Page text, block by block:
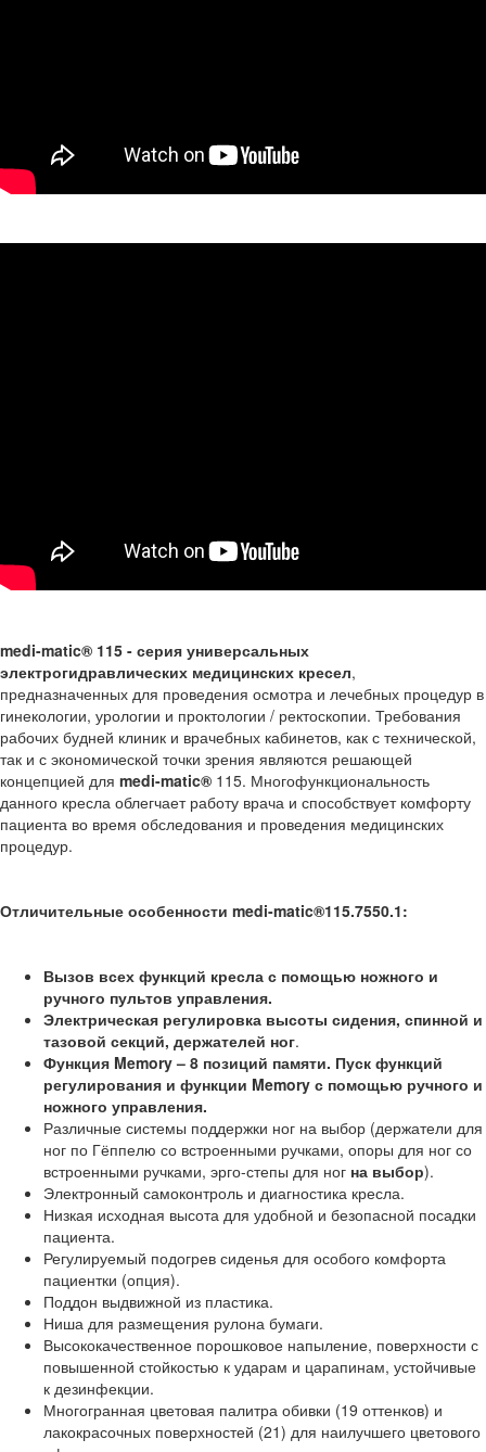
medi-matic® 115 - серия универсальных
электрогидравлических медицинских кресел,
предназначенных для проведения осмотра и лечебных процедур в
гинекологии, урологии и проктологии / ректоскопии. Требования
рабочих будней клиник и врачебных кабинетов, как с технической,
так и с экономической точки зрения являются решающей
концепцией для medi-matic® 115. Многофункциональность
данного кресла облегчает работу врача и способствует комфорту
пациента во время обследования и проведения медицинских
процедур.
Отличительные особенности medi-matic®115.7550.1:
Вызов всех функций кресла с помощью ножного и
ручного пультов управления.
Электрическая регулировка высоты сидения, спинной и
тазовой секций, держателей ног.
Функция Memory – 8 позиций памяти. Пуск функций
регулирования и функции Memory с помощью ручного и
ножного управления.
Различные системы поддержки ног на выбор (держатели для
ног по Гёппелю со встроенными ручками, опоры для ног со
встроенными ручками, эрго-степы для ног на выбор).
Электронный самоконтроль и диагностика кресла.
Низкая исходная высота для удобной и безопасной посадки
пациента.
Регулируемый подогрев сиденья для особого комфорта
пациентки (опция).
Поддон выдвижной из пластика.
Ниша для размещения рулона бумаги.
Высококачественное порошковое напыление, поверхности с
повышенной стойкостью к ударам и царапинам, устойчивые
к дезинфекции.
Многогранная цветовая палитра обивки (19 оттенков) и
лакокрасочных поверхностей (21) для наилучшего цветового